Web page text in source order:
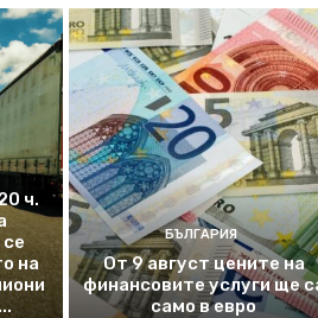
ч.
на
БЪЛГАРИЯ
От 9 август цените на
финансовите услуги ще
само в евро